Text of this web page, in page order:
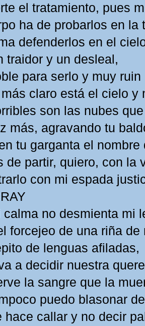
el tratamiento, pues
ha de probarlos en la
defenderlos en el
traidor y un desleal,
para serlo y muy
claro está el cielo y
son las nubes
más, agravando tu
tu garganta el nombre
de partir, quiero, con la
con mi espada
calma no desmienta mi
forcejeo de una riña de
de lenguas afiladas,
a decidir nuestra
la sangre que la
puedo blasonar
hace callar y no decir